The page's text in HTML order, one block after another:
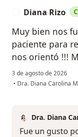
Diana Rizo
Muy bien nos
paciente para
nos orientó !!!
3 de agosto de 2026
• Dra. Diana Carolina
Dra. Diana
Fue un gusto